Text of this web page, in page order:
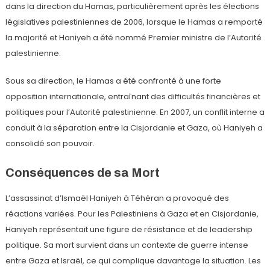
dans la direction du Hamas, particulièrement après les élections
législatives palestiniennes de 2006, lorsque le Hamas a remporté
la majorité et Haniyeh a été nommé Premier ministre de l’Autorité
palestinienne.
Sous sa direction, le Hamas a été confronté à une forte
opposition internationale, entraînant des difficultés financières et
politiques pour l’Autorité palestinienne. En 2007, un conflit interne a
conduit à la séparation entre la Cisjordanie et Gaza, où Haniyeh a
consolidé son pouvoir.
Conséquences de sa Mort
L’assassinat d’Ismaël Haniyeh à Téhéran a provoqué des
réactions variées. Pour les Palestiniens à Gaza et en Cisjordanie,
Haniyeh représentait une figure de résistance et de leadership
politique. Sa mort survient dans un contexte de guerre intense
entre Gaza et Israël, ce qui complique davantage la situation. Les